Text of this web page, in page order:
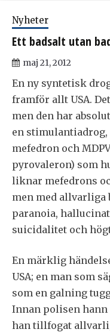
Nyheter
Ett badsalt utan
maj 21, 2012
En ny syntetisk
framför allt USA.
men den har
en stimulantiadrog,
mefedron och
pyrovaleron) som
liknar mefedrons
men med allvarliga
paranoia,
suicidalitet och
En märklig
USA; en man som
som en galning
Innan polisen hann
han tillfogat